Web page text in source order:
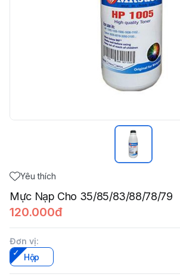
Yêu thích
Mực Nạp Cho 35/85/83/88/78/79
120.000đ
Đơn vị:
Hộp